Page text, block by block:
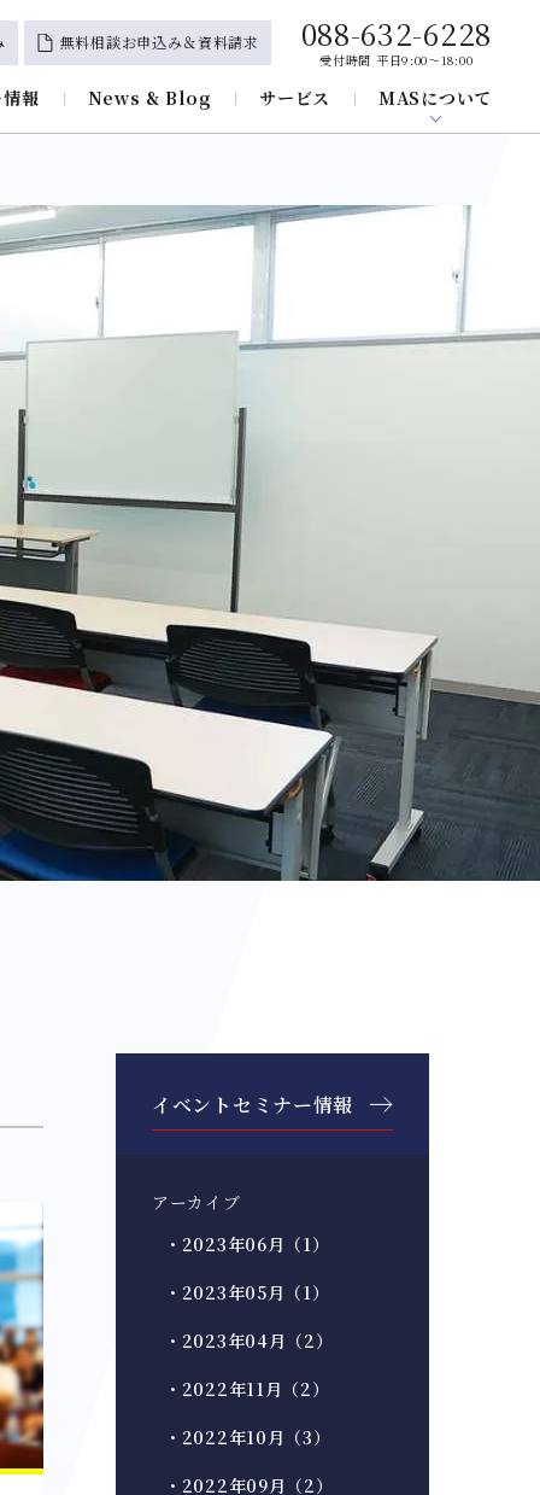
報 News & Blog サービス MASについて
無料相談お申込み＆資料請求 088-632-6228
受付時間 平日9:00～18:00
イベントセミナー情報
アーカイブ
・2023年06月（1）
・2023年05月（1）
・2023年04月（2）
・2022年11月（2）
・2022年10月（3）
・2022年09月（2）